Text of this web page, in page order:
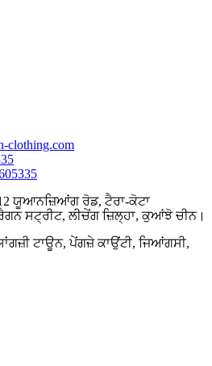
clothing.com
ਯੂਆਨਜ਼ਿਆਂਗ ਰੋਡ, ਟੈਰਾ-ਕੋਟਾ
ਸਟ੍ਰੀਟ, ਲੀਚੇਂਗ ਜ਼ਿਲ੍ਹਾ, ਕੁਆਂਝੋ ਚੀਨ।
ਟਾਊਨ, ਪੇਂਗਜ਼ੇ ਕਾਉਂਟੀ, ਜਿਆਂਗਸੀ,